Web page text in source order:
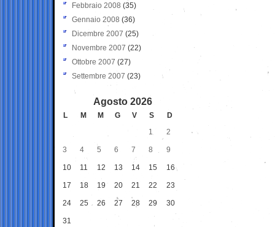
Febbraio 2008 (35)
Gennaio 2008 (36)
Dicembre 2007 (25)
Novembre 2007 (22)
Ottobre 2007 (27)
Settembre 2007 (23)
Agosto 2026
L M M G V S
D
1
2
3 4 5 6 7 8 9
10 11 12 13 14 15 16
17 18 19 20 21 22 23
24 25 26 27 28 29 30
31